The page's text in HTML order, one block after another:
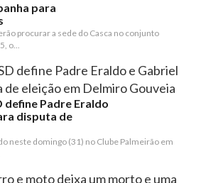
para
procurar a sede do Casca no conjunto
o...
define Padre Eraldo
disputa de
neste domingo (31) no Clube Palmeirão em